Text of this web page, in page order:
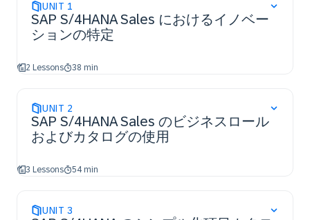
UNIT 1
SAP S/4HANA Sales におけるイノベー
ションの特定
2 Lessons 38 min
UNIT 2
SAP S/4HANA Sales のビジネスロール
およびカタログの使用
3 Lessons 54 min
UNIT 3